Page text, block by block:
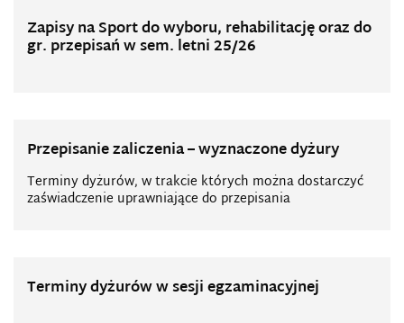
Zapisy na Sport do wyboru, rehabilitację oraz do
gr. przepisań w sem. letni 25/26
Przepisanie zaliczenia – wyznaczone dyżury
Terminy dyżurów, w trakcie których można dostarczyć
zaświadczenie uprawniające do przepisania
Terminy dyżurów w sesji egzaminacyjnej